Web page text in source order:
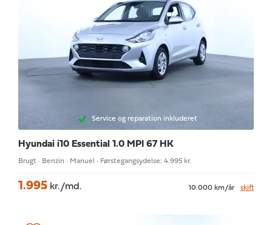
Service og reparation inkluderet
Hyundai i10 Essential 1.0 MPI 67 HK
Brugt · Benzin · Manuel · Førstegangsydelse: 4.995 kr.
1.995 kr./md. 10.000 km/år skift